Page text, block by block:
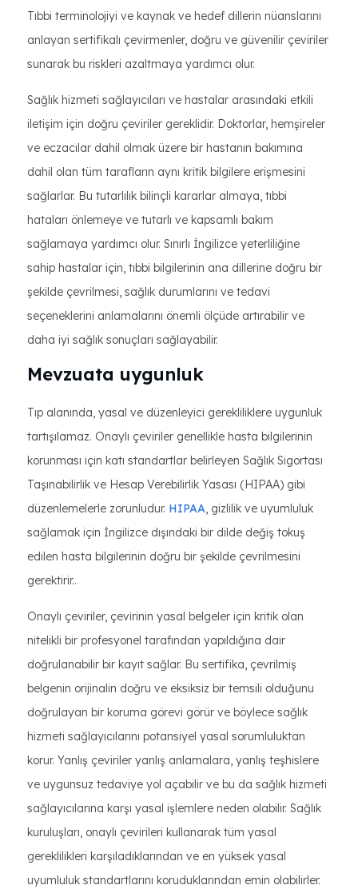
Tıbbi terminolojiyi ve kaynak ve hedef dillerin nüanslarını
anlayan sertifikalı çevirmenler, doğru ve güvenilir çeviriler
sunarak bu riskleri azaltmaya yardımcı olur.
Sağlık hizmeti sağlayıcıları ve hastalar arasındaki etkili
iletişim için doğru çeviriler gereklidir. Doktorlar, hemşireler
ve eczacılar dahil olmak üzere bir hastanın bakımına
dahil olan tüm tarafların aynı kritik bilgilere erişmesini
sağlarlar. Bu tutarlılık bilinçli kararlar almaya, tıbbi
hataları önlemeye ve tutarlı ve kapsamlı bakım
sağlamaya yardımcı olur. Sınırlı İngilizce yeterliliğine
sahip hastalar için, tıbbi bilgilerinin ana dillerine doğru bir
şekilde çevrilmesi, sağlık durumlarını ve tedavi
seçeneklerini anlamalarını önemli ölçüde artırabilir ve
daha iyi sağlık sonuçları sağlayabilir.
Mevzuata uygunluk
Tıp alanında, yasal ve düzenleyici gerekliliklere uygunluk
tartışılamaz. Onaylı çeviriler genellikle hasta bilgilerinin
korunması için katı standartlar belirleyen Sağlık Sigortası
Taşınabilirlik ve Hesap Verebilirlik Yasası (HIPAA) gibi
düzenlemelerle zorunludur. HIPAA, gizlilik ve uyumluluk
sağlamak için İngilizce dışındaki bir dilde değiş tokuş
edilen hasta bilgilerinin doğru bir şekilde çevrilmesini
gerektirir..
Onaylı çeviriler, çevirinin yasal belgeler için kritik olan
nitelikli bir profesyonel tarafından yapıldığına dair
doğrulanabilir bir kayıt sağlar. Bu sertifika, çevrilmiş
belgenin orijinalin doğru ve eksiksiz bir temsili olduğunu
doğrulayan bir koruma görevi görür ve böylece sağlık
hizmeti sağlayıcılarını potansiyel yasal sorumluluktan
korur. Yanlış çeviriler yanlış anlamalara, yanlış teşhislere
ve uygunsuz tedaviye yol açabilir ve bu da sağlık hizmeti
sağlayıcılarına karşı yasal işlemlere neden olabilir. Sağlık
kuruluşları, onaylı çevirileri kullanarak tüm yasal
gereklilikleri karşıladıklarından ve en yüksek yasal
uyumluluk standartlarını koruduklarından emin olabilirler.